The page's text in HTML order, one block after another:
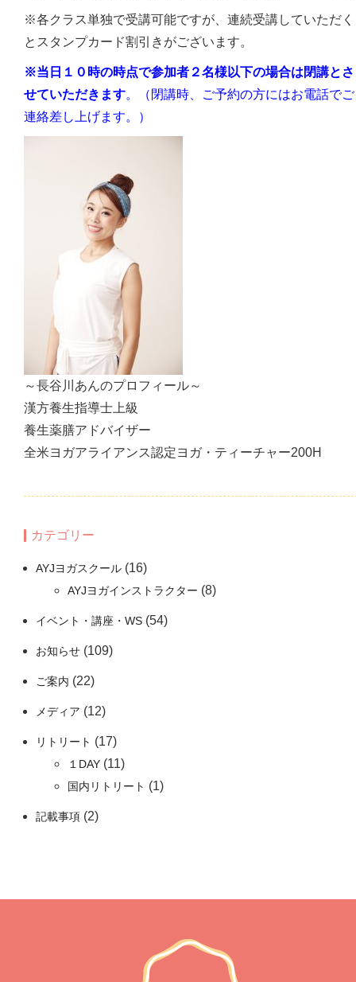
※各クラス単独で受講可能ですが、連続受講していただく
とスタンプカード割引きがございます。
※当日１０時の時点で参加者２名様以下の場合は閉講とさ
せていただきます。（閉講時、ご予約の方にはお電話でご
連絡差し上げます。）
～長谷川あんのプロフィール～
漢方養生指導士上級
養生薬膳アドバイザー
全米ヨガアライアンス認定ヨガ・ティーチャー200H
カテゴリー
AYJヨガスクール (16)
AYJヨガインストラクター (8)
イベント・講座・WS (54)
お知らせ (109)
ご案内 (22)
メディア (12)
リトリート (17)
１DAY (11)
国内リトリート (1)
記載事項 (2)